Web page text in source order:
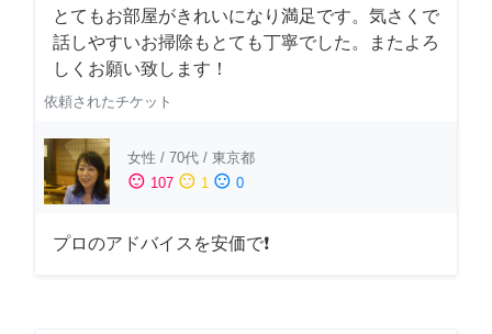
とてもお部屋がきれいになり満足です。気さくで
話しやすいお掃除もとても丁寧でした。またよろ
しくお願い致します！
依頼されたチケット
女性 / 70代 / 東京都
sentiment_satisfied 107 sentiment_neutral 1 sentiment_dissatisfied 0
プロのアドバイスを安価で❗